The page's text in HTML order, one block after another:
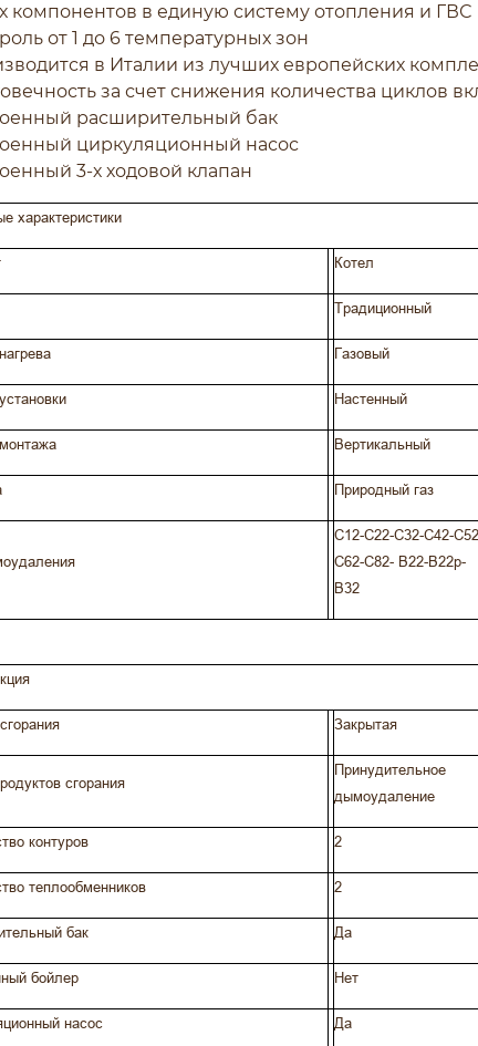
компонентов в единую систему отопления и ГВС
от 1 до 6 температурных зон
в Италии из лучших европейских
за счет снижения количества циклов
расширительный бак
циркуляционный насос
3-х ходовой клапан
характеристики
Котел
Традиционный
Газовый
Настенный
Вертикальный
Природный газ
C12-C22-C32-C42-
C62-C82- B22-B22p-
B32
Закрытая
сгорания
Принудительное
дымоудаление
контуров 2
теплообменников 2
бак Да
бойлер Нет
насос Да